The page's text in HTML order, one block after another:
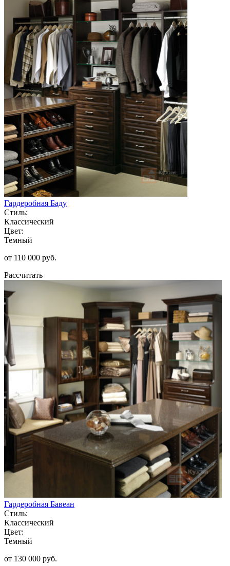
Гардеробная Баду
Стиль:
Классический
Цвет:
Темный
от 110 000 руб.
Рассчитать
Гардеробная Бавеан
Стиль:
Классический
Цвет:
Темный
от 130 000 руб.